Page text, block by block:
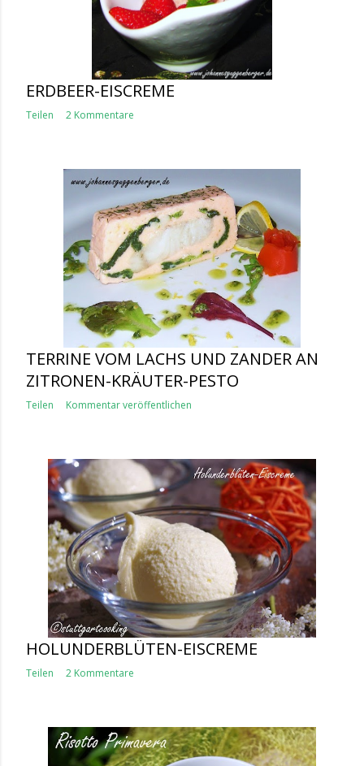
ERDBEER-EISCREME
Teilen 2 Kommentare
TERRINE VOM LACHS UND ZANDER AN
ZITRONEN-KRÄUTER-PESTO
Teilen Kommentar veröffentlichen
HOLUNDERBLÜTEN-EISCREME
Teilen 2 Kommentare